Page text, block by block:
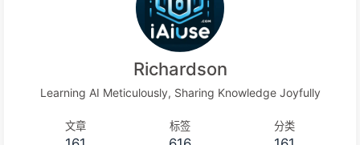
Richardson
Learning AI Meticulously, Sharing Knowledge Joyfully
文章 标签 分类